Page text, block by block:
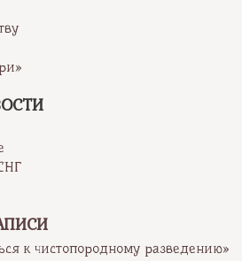
к чистопородному разведению»